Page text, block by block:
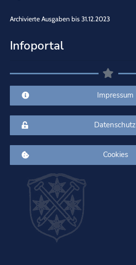
Archivierte Ausgaben bis 31.12.2023
Infoportal
Impressum
Datenschutz
Cookies